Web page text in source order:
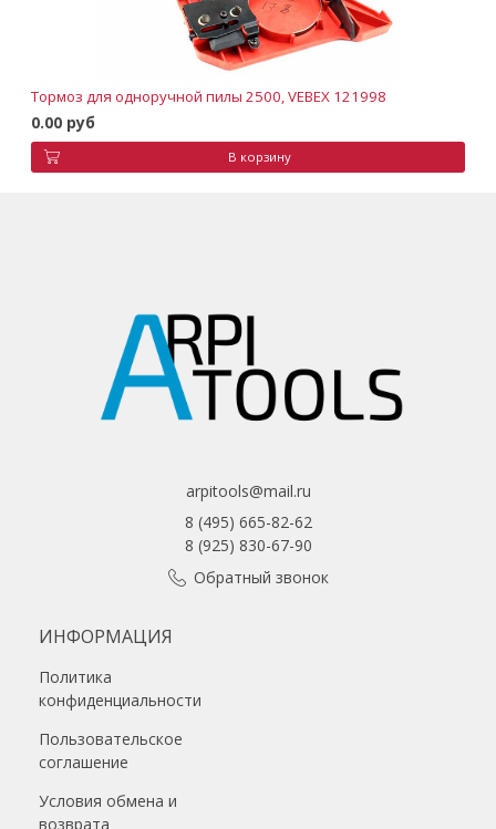
Тормоз для одноручной пилы 2500, VEBEX 121998
0.00 руб
В корзину
arpitools@mail.ru
8 (495) 665-82-62
8 (925) 830-67-90
Обратный звонок
ИНФОРМАЦИЯ
Политика
конфиденциальности
Пользовательское
соглашение
Условия обмена и
возврата